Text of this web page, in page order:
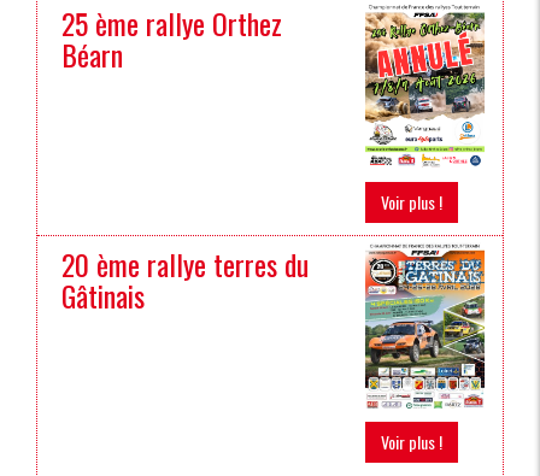
25 ème rallye Orthez
Béarn
Voir plus !
20 ème rallye terres du
Gâtinais
Voir plus !